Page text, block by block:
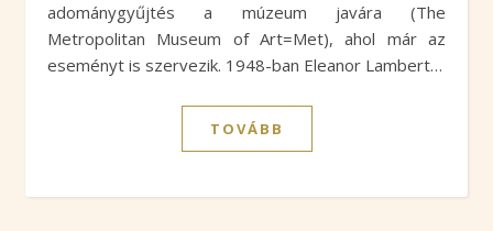
adománygyűjtés a múzeum javára (The
Metropolitan Museum of Art=Met), ahol már az
eseményt is szervezik. 1948-ban Eleanor Lambert…
TOVÁBB